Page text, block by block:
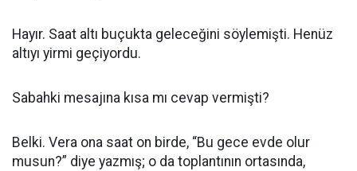
Hayır. Saat altı buçukta geleceğini söylemişti. Henüz
altıyı yirmi geçiyordu.
Sabahki mesajına kısa mı cevap vermişti?
Belki. Vera ona saat on birde, “Bu gece evde olur
musun?” diye yazmış; o da toplantının ortasında,